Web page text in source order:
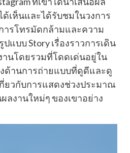
เห็นและได้รับชมในวงการ
ารโทรมัดกล้ามและความ
แบบ Story เรื่องราวการเดิน
นโดยรวมที่โดดเด่นอยู่ใน
งด้านการถ่ายแบบที่ดูดีและดู
ยวกับการแสดงช่วงประมาณ
งานใหม่ๆ ของเขาอย่าง